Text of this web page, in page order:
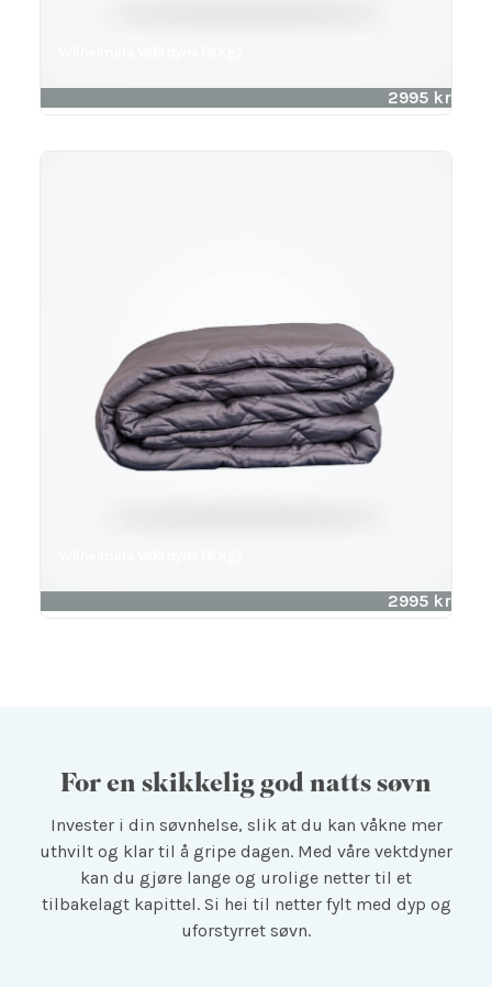
2995 kr
2995 kr
For en skikkelig god natts søvn
Invester i din søvnhelse, slik at du kan våkne mer
uthvilt og klar til å gripe dagen. Med våre vektdyner
kan du gjøre lange og urolige netter til et
tilbakelagt kapittel. Si hei til netter fylt med dyp og
uforstyrret søvn.